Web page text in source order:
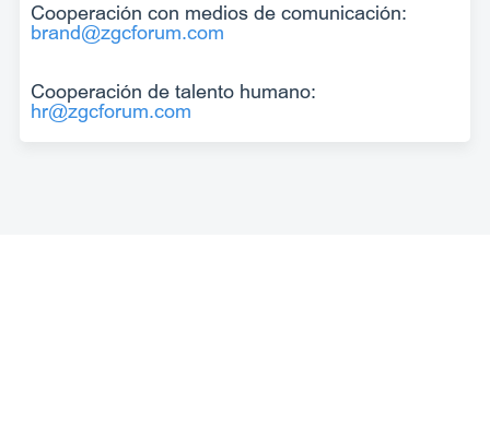
Cooperación con medios de comunicación:
brand@zgcforum.com
Cooperación de talento humano:
hr@zgcforum.com